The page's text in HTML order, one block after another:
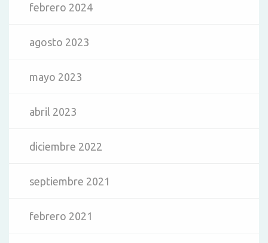
febrero 2024
agosto 2023
mayo 2023
abril 2023
diciembre 2022
septiembre 2021
febrero 2021